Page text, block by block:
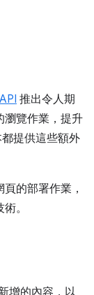
推出令人期
瀏覽作業，提升
提供這些額外
的部署作業，
。
增的內容，以